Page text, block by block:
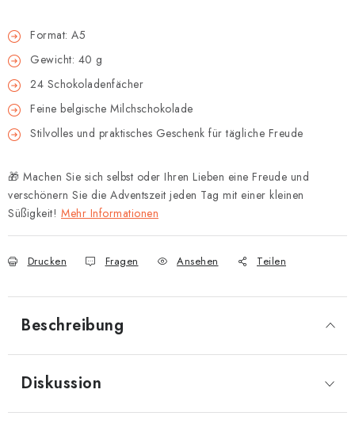
Format: A5
Gewicht: 40 g
24 Schokoladenfächer
Feine belgische Milchschokolade
Stilvolles und praktisches Geschenk für tägliche Freude
🎁 Machen Sie sich selbst oder Ihren Lieben eine Freude und
verschönern Sie die Adventszeit jeden Tag mit einer kleinen
Süßigkeit! Mehr Informationen
Drucken Fragen Ansehen Teilen
Beschreibung
Diskussion